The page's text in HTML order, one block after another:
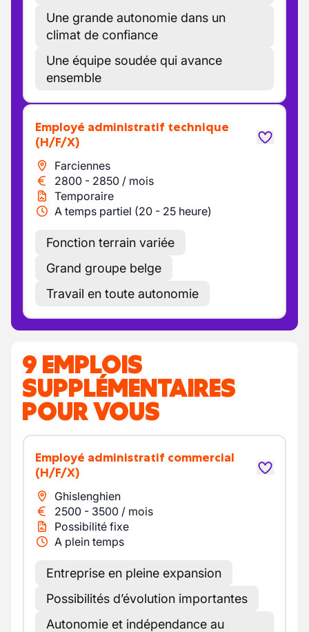
Une grande autonomie dans un
climat de confiance
Une équipe soudée qui avance
ensemble
Employé administratif technique
(H/F/X)
Farciennes
2800 - 2850 / mois
Temporaire
A temps partiel (20 - 25 heure)
Fonction terrain variée
Grand groupe belge
Travail en toute autonomie
9 EMPLOIS
SUPPLÉMENTAIRES
POUR VOUS
Employé administratif commercial
(H/F/X)
Ghislenghien
2500 - 3500 / mois
Possibilité fixe
A plein temps
Entreprise en pleine expansion
Possibilités d’évolution importantes
Autonomie et indépendance au